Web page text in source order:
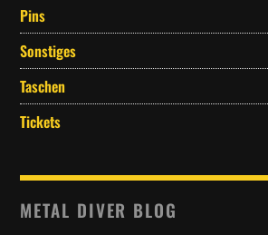
Pins
Sonstiges
Taschen
Tickets
METAL DIVER BLOG